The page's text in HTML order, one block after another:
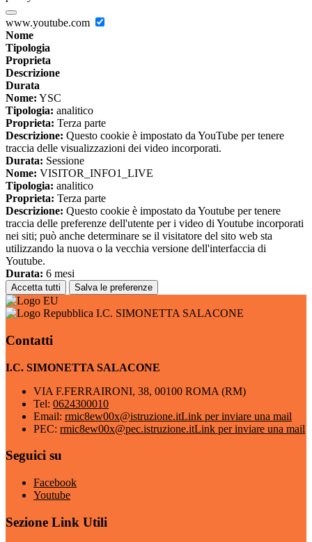
www.youtube.com
Nome
Tipologia
Proprieta
Descrizione
Durata
Nome: YSC
Tipologia: analitico
Proprieta: Terza parte
Descrizione: Questo cookie è impostato da YouTube per tenere
traccia delle visualizzazioni dei video incorporati.
Durata: Sessione
Nome: VISITOR_INFO1_LIVE
Tipologia: analitico
Proprieta: Terza parte
Descrizione: Questo cookie è impostato da Youtube per tenere
traccia delle preferenze dell'utente per i video di Youtube incorporati
nei siti; può anche determinare se il visitatore del sito web sta
utilizzando la nuova o la vecchia versione dell'interfaccia di
Youtube.
Durata: 6 mesi
Accetta tutti Salva le preferenze
I.C. SIMONETTA SALACONE
Contatti
I.C. SIMONETTA SALACONE
VIA F.FERRAIRONI, 38, 00100 ROMA (RM)
Tel: 0624300010
Email: rmic8ew00x@istruzione.itLink per inviare una mail
PEC: rmic8ew00x@pec.istruzione.itLink per inviare una mail
Seguici su
Facebook
Youtube
Sezione Link Utili